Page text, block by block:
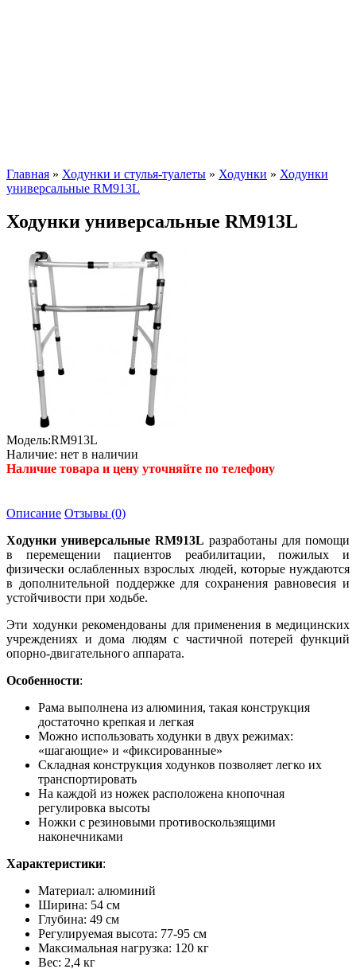
Главная » Ходунки и стулья-туалеты » Ходунки » Ходунки
универсальные RM913L
Ходунки универсальные RM913L
Модель:RM913L
Наличие: нет в наличии
Наличие товара и цену уточняйте по телефону
Описание Отзывы (0)
Ходунки универсальные RM913L разработаны для помощи
в перемещении пациентов реабилитации, пожилых и
физически ослабленных взрослых людей, которые нуждаются
в дополнительной поддержке для сохранения равновесия и
устойчивости при ходьбе.
Эти ходунки рекомендованы для применения в медицинских
учреждениях и дома людям с частичной потерей функций
опорно-двигательного аппарата.
Особенности:
Рама выполнена из алюминия, такая конструкция
достаточно крепкая и легкая
Можно использовать ходунки в двух режимах:
«шагающие» и «фиксированные»
Складная конструкция ходунков позволяет легко их
транспортировать
На каждой из ножек расположена кнопочная
регулировка высоты
Ножки с резиновыми противоскользящими
наконечниками
Характеристики:
Материал: алюминий
Ширина: 54 см
Глубина: 49 см
Регулируемая высота: 77-95 см
Максимальная нагрузка: 120 кг
Вес: 2,4 кг